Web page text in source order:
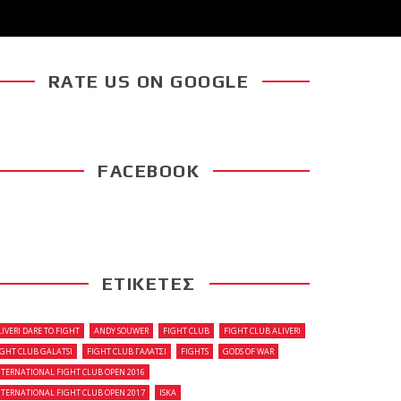
RATE US ON GOOGLE
FACEBOOK
ΕΤΙΚΕΤΕΣ
DARE TO FIGHT ANDY SOUWER FIGHT CLUB
FIGHT CLUB ALIVERI
CLUB GALATSI
FIGHT CLUB ΓΑΛΑΤΣΙ FIGHTS
GODS OF WAR
FIGHT CLUB OPEN 2016
FIGHT CLUB OPEN 2017
ISKA